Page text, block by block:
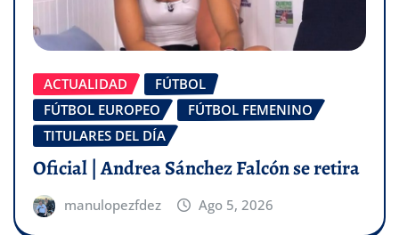
ACTUALIDAD
FÚTBOL
FÚTBOL EUROPEO
FÚTBOL FEMENINO
TITULARES DEL DÍA
Oficial | Andrea Sánchez Falcón se retira
manulopezfdez Ago 5, 2026